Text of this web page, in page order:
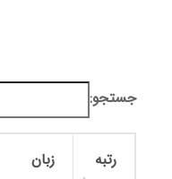
جستجو:
رتبه
زبان